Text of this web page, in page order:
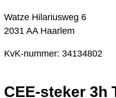
Watze Hilariusweg 6
2031 AA Haarlem
KvK-nummer: 34134802
CEE-steker 3h